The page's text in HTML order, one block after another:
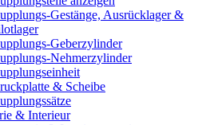
Gestänge, Ausrücklager &
Geberzylinder
Nehmerzylinder
& Scheibe
& Interieur